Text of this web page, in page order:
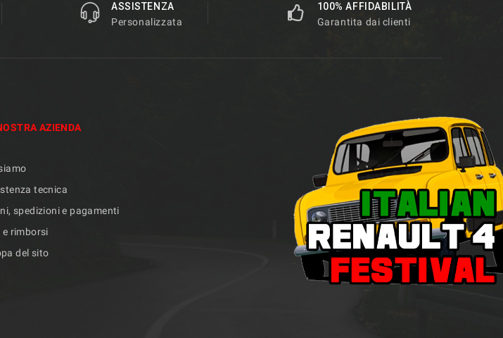
ASSISTENZA
Personalizzata
100% AFFIDABILITÀ
Garantita dai clienti
AZIENDA
tecnica
spedizioni e pagamenti
e rimborsi
del sito